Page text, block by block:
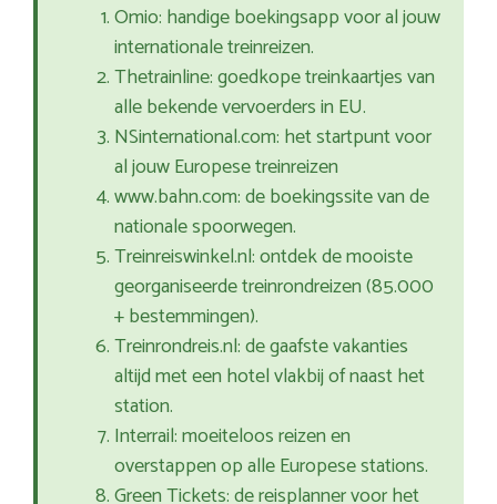
Omio: handige boekingsapp voor al jouw
internationale treinreizen.
Thetrainline: goedkope treinkaartjes van
alle bekende vervoerders in EU.
NSinternational.com: het startpunt voor
al jouw Europese treinreizen
www.bahn.com: de boekingssite van de
nationale spoorwegen.
Treinreiswinkel.nl: ontdek de mooiste
georganiseerde treinrondreizen (85.000
+ bestemmingen).
Treinrondreis.nl: de gaafste vakanties
altijd met een hotel vlakbij of naast het
station.
Interrail: moeiteloos reizen en
overstappen op alle Europese stations.
Green Tickets: de reisplanner voor het